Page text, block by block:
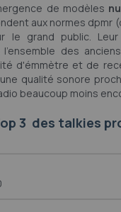
de modèles
aux normes dpmr
le grand public.
l'ensemble des
d'émmètre et de
qualité sonore
beaucoup moins
3 des talkies